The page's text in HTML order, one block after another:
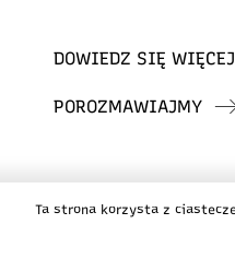
DOWIEDZ SIĘ WIĘCEJ
POROZMAWIAJMY
© 2026 Fundacja
Ta strona korzysta z